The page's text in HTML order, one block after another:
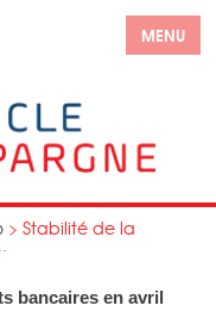
MENU
> Stabilité de la
bancaires en avril